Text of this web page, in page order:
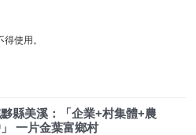
使用。
縣美溪：「企業+村集體+農
一片金葉富鄉村